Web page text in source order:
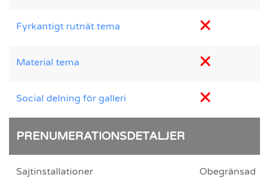
Fyrkantigt rutnät tema
Material tema
Social delning för galleri
PRENUMERATIONSDETALJER
Sajtinstallationer Obegränsad